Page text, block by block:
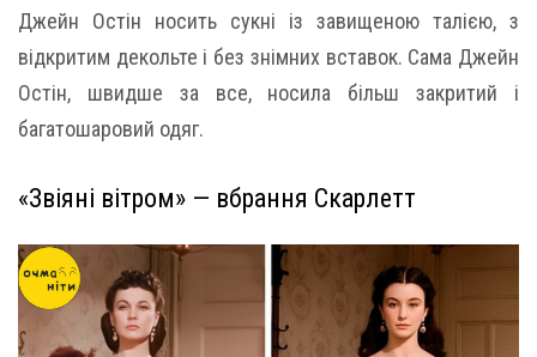
Джейн Остін носить сукні із завищеною талією, з
відкритим декольте і без знімних вставок. Сама Джейн
Остін, швидше за все, носила більш закритий і
багатошаровий одяг.
«Звіяні вітром» — вбрання Скарлетт